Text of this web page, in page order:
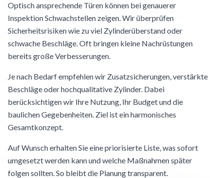
Optisch ansprechende Türen können bei genauerer
Inspektion Schwachstellen zeigen. Wir überprüfen
Sicherheitsrisiken wie zu viel Zylinderüberstand oder
schwache Beschläge. Oft bringen kleine Nachrüstungen
bereits große Verbesserungen.
Je nach Bedarf empfehlen wir Zusatzsicherungen, verstärkte
Beschläge oder hochqualitative Zylinder. Dabei
berücksichtigen wir Ihre Nutzung, Ihr Budget und die
baulichen Gegebenheiten. Ziel ist ein harmonisches
Gesamtkonzept.
Auf Wunsch erhalten Sie eine priorisierte Liste, was sofort
umgesetzt werden kann und welche Maßnahmen später
folgen sollten. So bleibt die Planung transparent.